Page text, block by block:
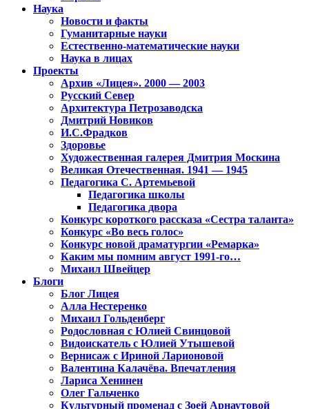
Наука
Новости и факты
Гуманитарные науки
Естественно-математические науки
Наука в лицах
Проекты
Архив «Лицея». 2000 — 2003
Русский Север
Архитектура Петрозаводска
Дмитрий Новиков
И.С.Фрадков
Здоровье
Художественная галерея Дмитрия Москина
Великая Отечественная. 1941 — 1945
Педагогика С. Артемьевой
Педагогика школы
Педагогика двора
Конкурс короткого рассказа «Сестра таланта»
Конкурс «Во весь голос»
Конкурс новой драматургии «Ремарка»
Каким мы помним август 1991-го…
Михаил Швейцер
Блоги
Блог Лицея
Алла Нестеренко
Михаил Гольденберг
Родословная с Юлией Свинцовой
Видоискатель с Юлией Утышевой
Вернисаж с Ириной Ларионовой
Валентина Калачёва. Впечатления
Лариса Хенинен
Олег Гальченко
Культурный променад с Зоей Арнаутовой